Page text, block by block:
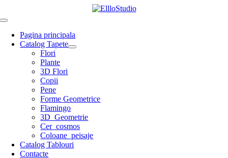
to
Toggle
NavigationPagina principala
Catalog Tapete
Flori
Plante
3D Flori
Copii
Pene
Forme Geometrice
Flamingo
3D_Geometrie
Cer_cosmos
Coloane_peisaje
Catalog Tablouri
Contacte